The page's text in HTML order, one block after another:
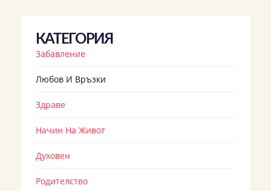
КАТЕГОРИЯ
Забавление
Любов И Връзки
Здраве
Начин На Живот
Духовен
Родителство